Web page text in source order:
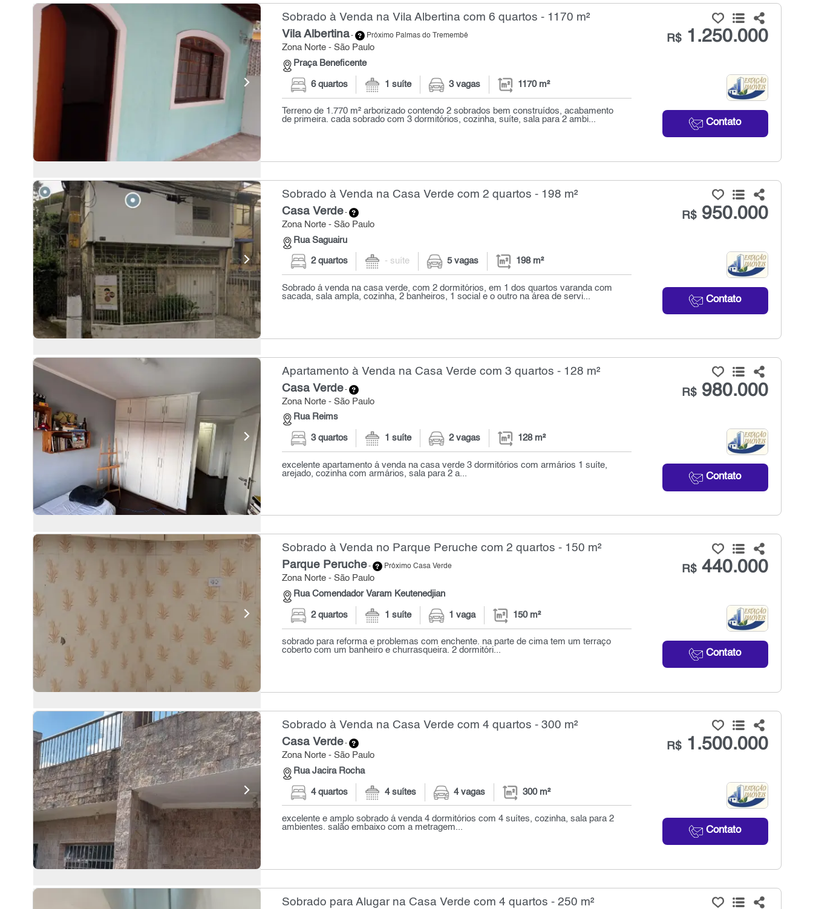
Sobrado à Venda na Vila Albertina com 6 quartos - 1170 m²
Vila Albertina- Próximo Palmas do Tremembé
Zona Norte - São Paulo
Praça Beneficente
R$1.250.000
Contato
6 quartos 1 suíte 3 vagas 1170 m²
Terreno de 1.770 m² arborizado contendo 2 sobrados bem construídos, acabamento
de primeira. cada sobrado com 3 dormitórios, cozinha, suíte, sala para 2 ambi...
Sobrado à Venda na Casa Verde com 2 quartos - 198 m²
Casa Verde-
Zona Norte - São Paulo
Rua Saguairu
R$950.000
Contato
2 quartos - suíte 5 vagas 198 m²
Sobrado á venda na casa verde, com 2 dormitórios, em 1 dos quartos varanda com
sacada, sala ampla, cozinha, 2 banheiros, 1 social e o outro na área de servi...
Apartamento à Venda na Casa Verde com 3 quartos - 128 m²
Casa Verde-
Zona Norte - São Paulo
Rua Reims
R$980.000
Contato
3 quartos 1 suíte 2 vagas 128 m²
excelente apartamento á venda na casa verde 3 dormitórios com armários 1 suíte,
arejado, cozinha com armários, sala para 2 a...
Sobrado à Venda no Parque Peruche com 2 quartos - 150 m²
Parque Peruche- Próximo Casa Verde
Zona Norte - São Paulo
Rua Comendador Varam Keutenedjian
R$440.000
Contato
2 quartos 1 suíte 1 vaga 150 m²
sobrado para reforma e problemas com enchente. na parte de cima tem um terraço
coberto com um banheiro e churrasqueira. 2 dormitóri...
Sobrado à Venda na Casa Verde com 4 quartos - 300 m²
Casa Verde-
Zona Norte - São Paulo
Rua Jacira Rocha
R$1.500.000
Contato
4 quartos 4 suítes 4 vagas 300 m²
excelente e amplo sobrado á venda 4 dormitórios com 4 suítes, cozinha, sala para 2
ambientes. salão embaixo com a metragem...
Sobrado para Alugar na Casa Verde com 4 quartos - 250 m²